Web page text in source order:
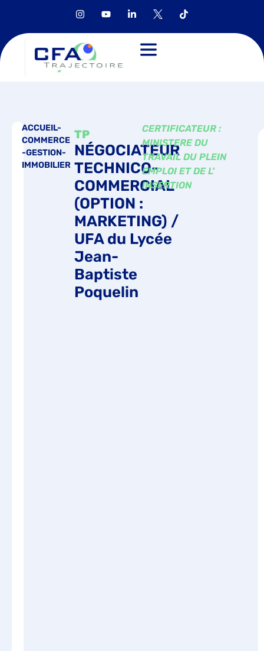
ACCUEIL-
COMMERCE
-GESTION-
IMMOBILIER
TP
NÉGOCIATEUR
TECHNICO-
COMMERCIAL
(OPTION :
MARKETING) /
UFA du Lycée
Jean-
Baptiste
Poquelin
CERTIFICATEUR :
MINISTERE DU
TRAVAIL DU PLEIN
EMPLOI ET DE L'
INSERTION